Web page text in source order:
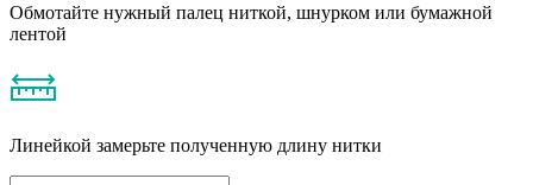
Обмотайте нужный палец ниткой, шнурком или бумажной
лентой
Линейкой замерьте полученную длину нитки